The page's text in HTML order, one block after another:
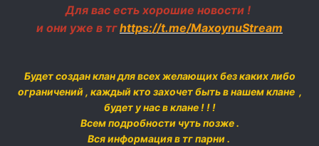
Для вас есть хорошие новости !
и они уже в тг https://t.me/MaxoynuStream
Будет создан клан для всех желающих без каких либо
ограничений , каждый кто захочет быть в нашем клане ,
будет у нас в клане ! ! !
Всем подробности чуть позже .
Вся информация в тг парни .